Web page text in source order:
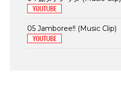
05 Jamboree!! (Music Clip)